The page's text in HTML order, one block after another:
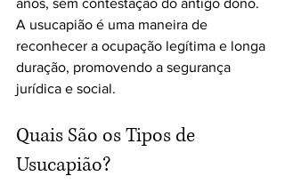
A usucapião é uma maneira de
reconhecer a ocupação legítima e longa
duração, promovendo a segurança
jurídica e social.
Quais São os Tipos de
Usucapião?